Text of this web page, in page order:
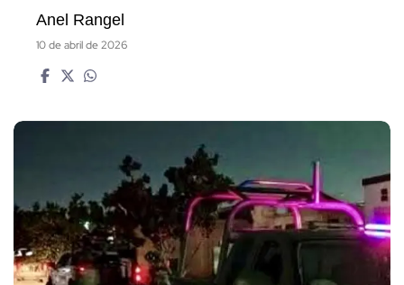
Anel Rangel
10 de abril de 2026